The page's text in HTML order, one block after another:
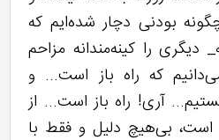
بودنی‌ دچار شده‌ایم که
را کینه‌مندانه مزاحم
که راه باز است... و
آری! راه باز است... از
است، بی‌هیچ دلیل و فقط با